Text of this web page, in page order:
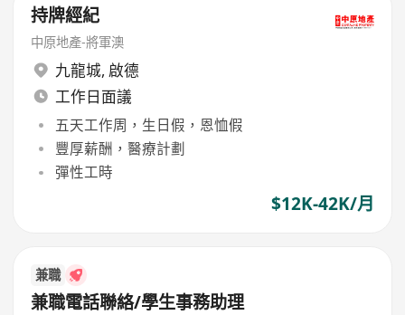
持牌經紀
中原地產-將軍澳
九龍城, 啟德
工作日面議
五天工作周，生日假，恩恤假
豐厚薪酬，醫療計劃
彈性工時
$12K-42K/月
兼職
兼職電話聯絡/學生事務助理